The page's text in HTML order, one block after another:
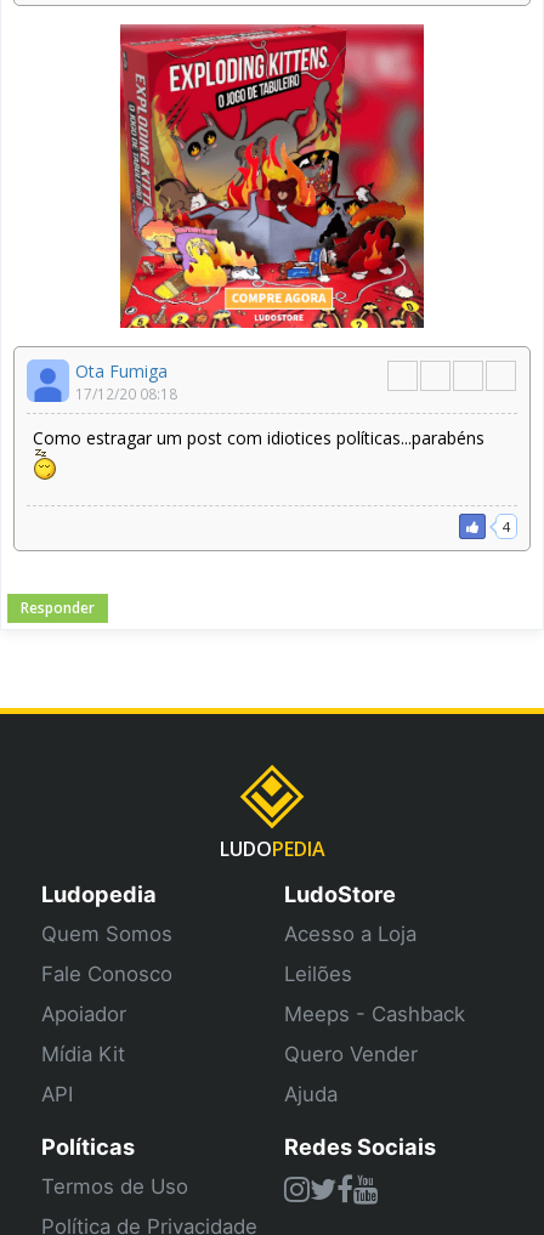
Ota Fumiga
17/12/20 08:18
Como estragar um post com idiotices políticas...parabéns
4
Responder
LUDOPEDIA
Ludopedia
Quem Somos
Fale Conosco
Apoiador
Mídia Kit
API
LudoStore
Acesso a Loja
Leilões
Meeps - Cashback
Quero Vender
Ajuda
Políticas
Termos de Uso
Política de Privacidade
Redes Sociais